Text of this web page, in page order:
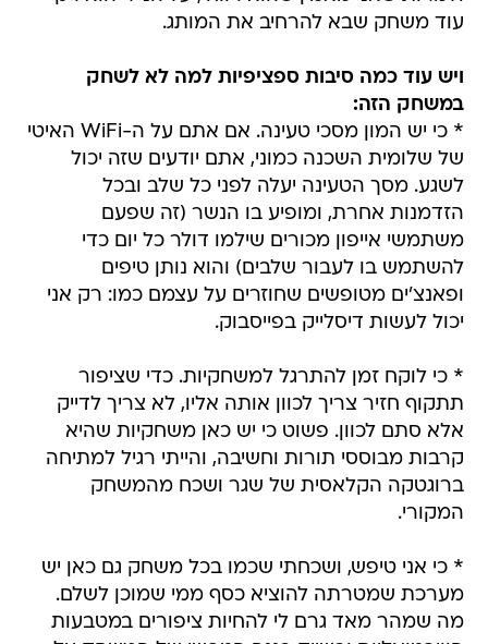
עוד משחק שבא להרחיב את המותג.
ויש עוד כמה סיבות ספציפיות למה לא לשחק
במשחק הזה:
* כי יש המון מסכי טעינה. אם אתם על ה-WiFi האיטי
של שלומית השכנה כמוני, אתם יודעים שזה יכול
לשגע. מסך הטעינה יעלה לפני כל שלב ובכל
הזדמנות אחרת, ומופיע בו הנשר (זה שפעם
משתמשי אייפון מכורים שילמו דולר כל יום כדי
להשתמש בו לעבור שלבים) והוא נותן טיפים
ופאנצ'ים מטופשים שחוזרים על עצמם כמו: רק אני
יכול לעשות דיסלייק בפייסבוק.
* כי לוקח זמן להתרגל למשחקיות. כדי שציפור
תתקוף חזיר צריך לכוון אותה אליו, לא צריך לדייק
אלא סתם לכוון. פשוט כי יש כאן משחקיות שהיא
קרבות מבוססי תורות וחשיבה, והייתי רגיל למתיחה
ברוגטקה הקלאסית של שגר ושכח מהמשחק
המקורי.
* כי אני טיפש, ושכחתי שכמו בכל משחק גם כאן יש
מערכת שמטרתה להוציא כסף ממי שמוכן לשלם.
מה שמהר מאד גרם לי להחיות ציפורים במטבעות